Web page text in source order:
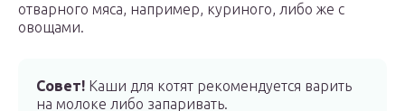
отварного мяса, например, куриного, либо же с
овощами.
Совет! Каши для котят рекомендуется варить
на молоке либо запаривать.